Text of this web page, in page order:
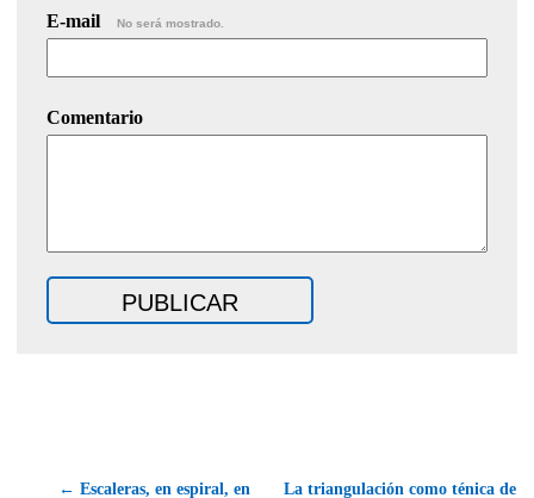
E-mail No será mostrado.
Comentario
← Escaleras, en espiral, en La triangulación como ténica de